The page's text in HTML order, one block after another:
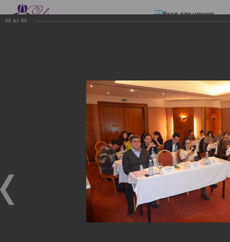
Вход для членов
Семинар по разъяснению норм
Закона «О ТРАНСФЕРТНОМ ЦЕНООБРАЗОВАНИИ»
Семинар по разъяснению
норм Закона «О
ТРАНСФЕРТНОМ
ЦЕНООБРАЗОВАНИИ»
Семинар по разъяснению норм Закона «О
ТРАНСФЕРТНОМ ЦЕНООБРАЗОВАНИИ»
44 из 44